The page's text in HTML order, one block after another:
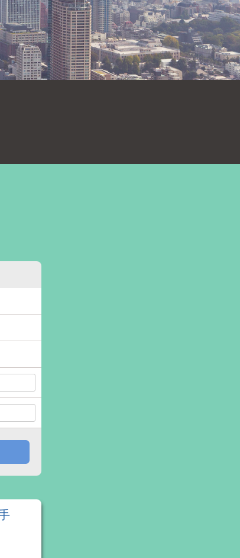
いこともございま
送信内容の確認
送信内容をご確認下さい。
内容を修正する場合は「戻る」、送信
ければ「送信」ボタンをクリックし
利用規約 および プライバシーポリシー
ただいたうえで、お問い合わせく